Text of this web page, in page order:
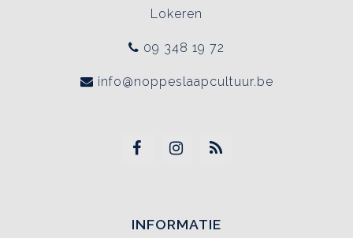
Lokeren
09 348 19 72
info@noppeslaapcultuur.be
INFORMATIE